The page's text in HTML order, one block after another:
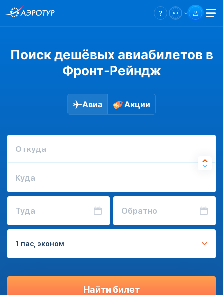
Поиск дешёвых авиабилетов в
Фронт-Рейндж
Авиа Акции
Откуда
Куда
Туда Обратно
1 пас, эконом
Найти билет